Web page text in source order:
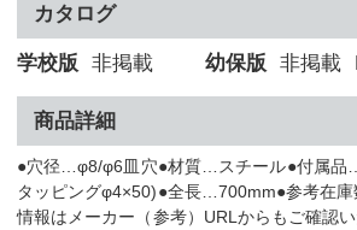
カタログ
学校版 非掲載 幼保版 非掲載
商品詳細
●穴径…φ8/φ6皿穴●材質…スチール●付属品
タッピングφ4×50)●全長…700mm●参考在
情報はメーカー（参考）URLからもご確認